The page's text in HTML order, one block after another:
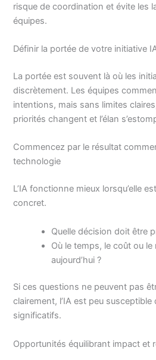
risque de coordination et évite les
équipes.
Définir la portée de votre initiative
La portée est souvent là où les
discrètement. Les équipes
intentions, mais sans limites
priorités changent et l’élan
Commencez par le résultat
technologie
L’IA fonctionne mieux lorsqu’elle
concret.
Quelle décision doit être
Où le temps, le coût ou le
aujourd’hui ?
Si ces questions ne peuvent pas
clairement, l’IA est peu
significatifs.
Opportunités équilibrant impact et